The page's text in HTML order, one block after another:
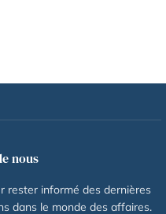
nous
rester informé des dernières
dans le monde des affaires.